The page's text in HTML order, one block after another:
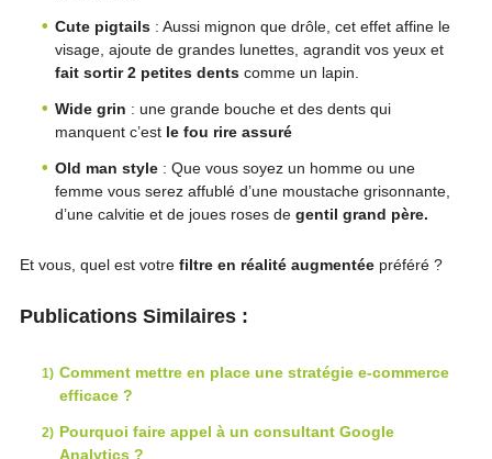
Cute pigtails : Aussi mignon que drôle, cet effet affine le
visage, ajoute de grandes lunettes, agrandit vos yeux et
fait sortir 2 petites dentscomme un lapin.
Wide grin : une grande bouche et des dents qui
manquent c’est le fou rire assuré
Old man style: Que vous soyez un homme ou une
femme vous serez affublé d’une moustache grisonnante,
d’une calvitie et de joues roses de gentil grand père.
Et vous, quel est votre filtre en réalité augmentée préféré ?
Publications Similaires :
Comment mettre en place une stratégie e-commerce
efficace ?
Pourquoi faire appel à un consultant Google
Analytics ?